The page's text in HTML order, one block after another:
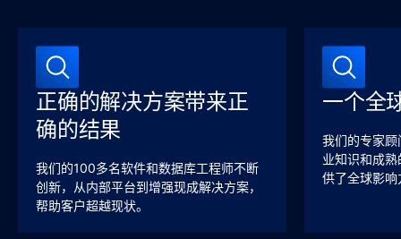
正确的解决方案带来正
确的结果
我们的100多名软件和数据库工程师不断
创新，从内部平台到增强现成解决方案，
帮助客户超越现状。
一个全
我们的专家
业知识和成
供了全球影